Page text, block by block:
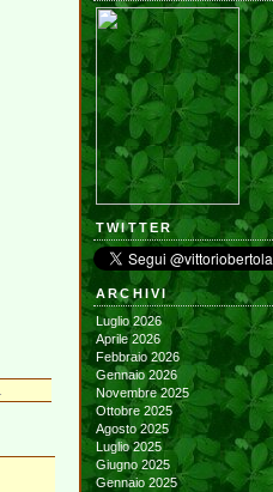
TWITTER
ARCHIVI
Luglio 2026
Aprile 2026
Febbraio 2026
Gennaio 2026
Novembre 2025
Ottobre 2025
Agosto 2025
Luglio 2025
Giugno 2025
Gennaio 2025